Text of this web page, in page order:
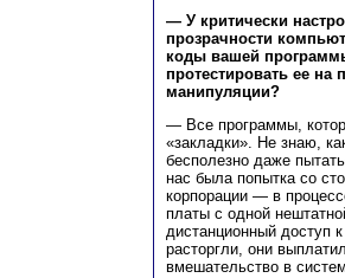
— У критически
прозрачности
коды вашей
протестировать ее
манипуляции?
— Все программы,
«закладки». Не знаю,
бесполезно даже
нас была попытка со
корпорации — в
платы с одной
дистанционный доступ
расторгли, они
вмешательство в